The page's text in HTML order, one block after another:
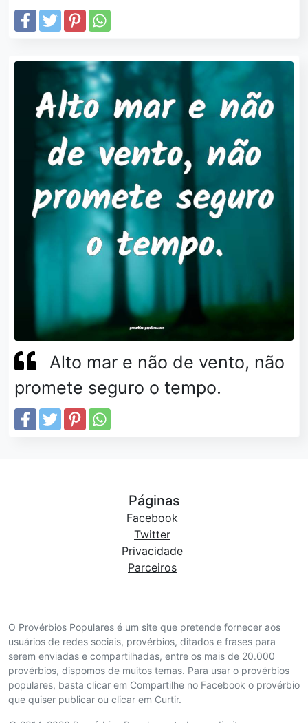
Alto mar e não de vento, não
promete seguro o tempo.
O Provérbios Populares é um site que pretende fornecer aos
usuários de redes sociais, provérbios, ditados e frases para
serem enviadas e compartilhadas, entre os mais de 20.000
provérbios, dispomos de muitos temas. Para usar o provérbios
populares, basta clicar em Compartilhe no Facebook o provérbio
que quiser publicar ou clicar em Curtir.
Páginas
Facebook
Twitter
Privacidade
Parceiros